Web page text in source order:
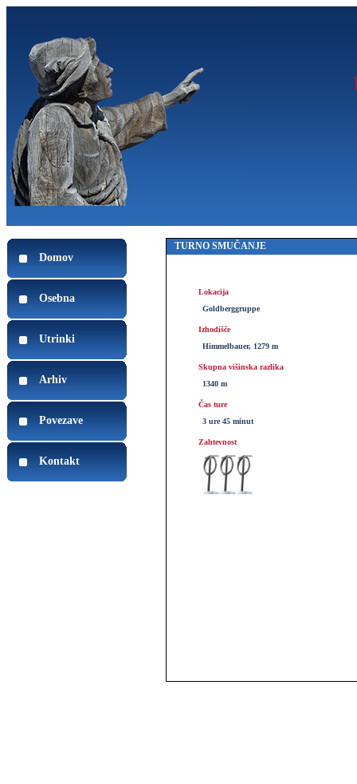
Domov
Osebna
Utrinki
Arhiv
Povezave
Kontakt
TURNO SMUČANJE
Lokacija
Goldberggruppe
Izhodišče
Himmelbauer, 1279 m
Skupna višinska razlika
1340 m
Čas ture
3 ure 45 minut
Zahtevnost